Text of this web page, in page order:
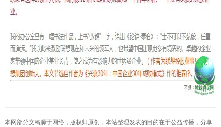
本网部分文稿源于网络，版权归原创，本站整理发表的目的在于公益传播，分享